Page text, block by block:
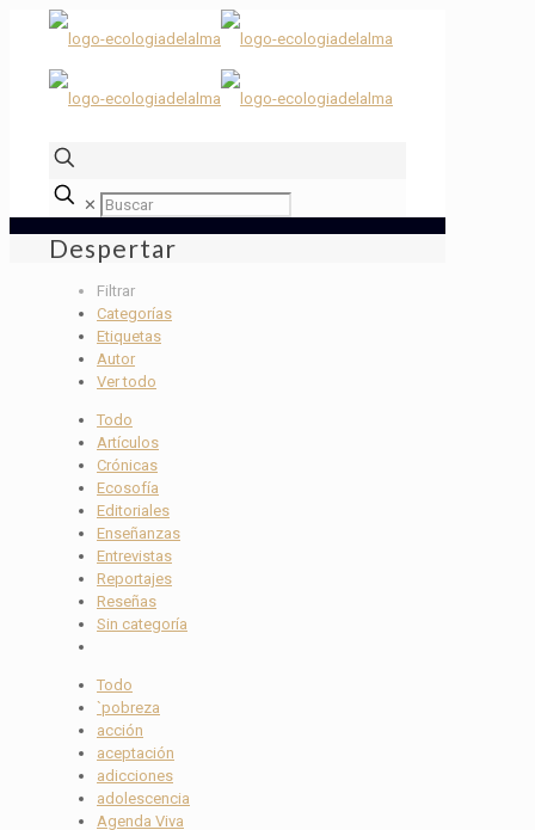
✕
Despertar
Filtrar
Categorías
Etiquetas
Autor
Ver todo
Todo
Artículos
Crónicas
Ecosofía
Editoriales
Enseñanzas
Entrevistas
Reportajes
Reseñas
Sin categoría
Todo
`pobreza
acción
aceptación
adicciones
adolescencia
Agenda Viva